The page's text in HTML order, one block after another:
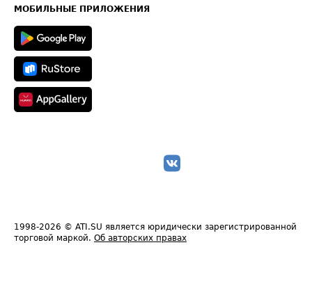
Техническая информация
МОБИЛЬНЫЕ ПРИЛОЖЕНИЯ
1998-2026 © ATI.SU является юридически зарегистрированной
торговой маркой. Об авторских правах